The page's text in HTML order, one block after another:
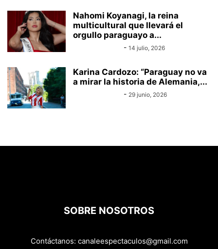
Nahomi Koyanagi, la reina
multicultural que llevará el
orgullo paraguayo a...
- 14 julio, 2026
Karina Cardozo: “Paraguay no va
a mirar la historia de Alemania,...
- 29 junio, 2026
SOBRE NOSOTROS
Contáctanos: canaleespectaculos@gmail.com